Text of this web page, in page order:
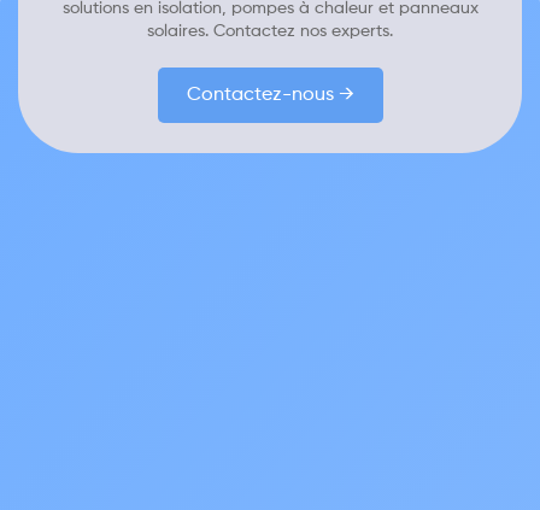
solutions en isolation, pompes à chaleur et panneaux
solaires. Contactez nos experts.
Contactez-nous →